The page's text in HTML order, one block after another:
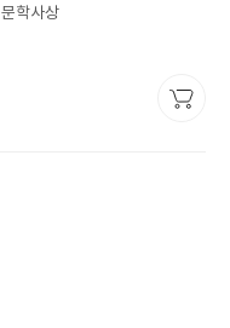
문학사상